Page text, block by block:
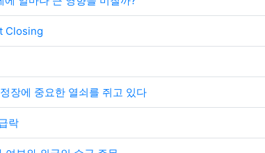
Closing
장에 중요한 열쇠를 쥐고 있다
락